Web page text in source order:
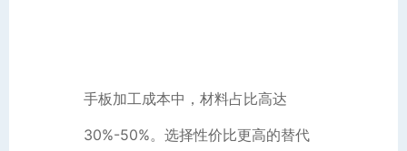
手板加工成本中，材料占比高达
30%-50%。选择性价比更高的替代